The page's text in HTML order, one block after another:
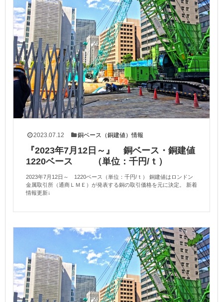
2023.07.12 銅ベース（銅建値）情報
『2023年7月12日～』 銅ベース・銅建値
1220ベース （単位：千円/ｔ）
2023年7月12日～ 1220ベース（単位：千円/ｔ） 銅建値はロンドン
金属取引所（通商ＬＭＥ）が発表する銅の取引価格を元に決定。 新着
情報更新↓